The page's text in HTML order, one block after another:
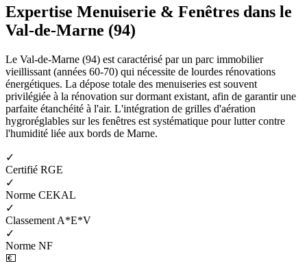
Expertise Menuiserie & Fenêtres dans le
Val-de-Marne (94)
Le Val-de-Marne (94) est caractérisé par un parc immobilier
vieillissant (années 60-70) qui nécessite de lourdes rénovations
énergétiques. La dépose totale des menuiseries est souvent
privilégiée à la rénovation sur dormant existant, afin de garantir une
parfaite étanchéité à l'air. L'intégration de grilles d'aération
hygroréglables sur les fenêtres est systématique pour lutter contre
l'humidité liée aux bords de Marne.
✓
Certifié RGE
✓
Norme CEKAL
✓
Classement A*E*V
✓
Norme NF
💶